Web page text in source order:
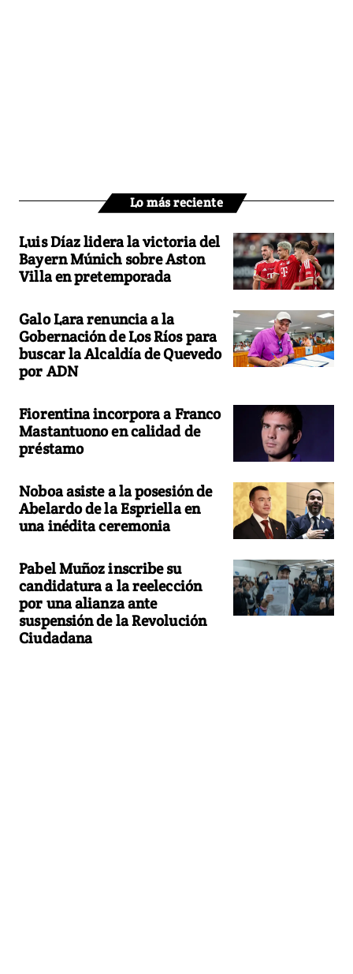
Lo más reciente
Luis Díaz lidera la victoria del
Bayern Múnich sobre Aston
Villa en pretemporada
Galo Lara renuncia a la
Gobernación de Los Ríos para
buscar la Alcaldía de Quevedo
por ADN
Fiorentina incorpora a Franco
Mastantuono en calidad de
préstamo
Noboa asiste a la posesión de
Abelardo de la Espriella en
una inédita ceremonia
Pabel Muñoz inscribe su
candidatura a la reelección
por una alianza ante
suspensión de la Revolución
Ciudadana